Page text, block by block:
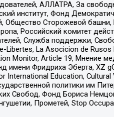
АЛЛАТРА, За
институт, Фонд
Общество Сторожевой башни,
Российский комитет
Служба поддержки,
La Asocicion de Rusos
Monitor, Article 19, Мнение
имени Фридриха Эберта, XZ
Education, Cultural
политики им
Свобод, Фонд Бориса
Прометей, Stop